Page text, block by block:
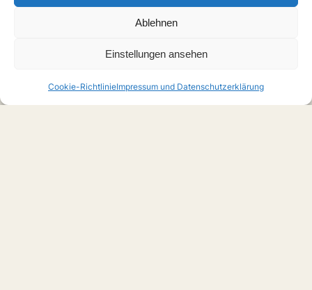
Ablehnen
Einstellungen ansehen
Cookie-RichtlinieImpressum und Datenschutzerklärung